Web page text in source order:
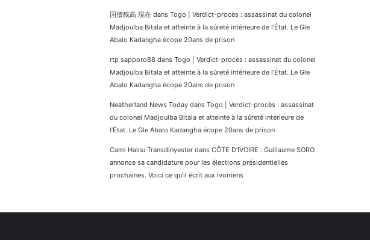
国債残高 現在 dans Togo | Verdict-procès : assassinat du colonel
Madjoulba Bitala et atteinte à la sûreté intérieure de l’État. Le Gle
Abalo Kadangha écope 20ans de prison
rtp sapporo88 dans Togo | Verdict-procès : assassinat du colonel
Madjoulba Bitala et atteinte à la sûreté intérieure de l’État. Le Gle
Abalo Kadangha écope 20ans de prison
Neatherland News Today dans Togo | Verdict-procès : assassinat
du colonel Madjoulba Bitala et atteinte à la sûreté intérieure de
l’État. Le Gle Abalo Kadangha écope 20ans de prison
Cami Halısı Transdinyester dans CÔTE D’IVOIRE : Guillaume SORO
annonce sa candidature pour les élections présidentielles
prochaines. Voici ce qu’il écrit aux Ivoiriens